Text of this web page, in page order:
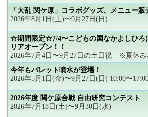
「大乱 関ケ原」コラボグッズ、メニュー販
2026年8月1日(土)〜9月27日(日)
☆期間限定☆7/4〜こどもの国なかよしひろ
リアオープン！！
2026年7月4日〜9月27日の土日祝 ※夏休み
今年もパレット噴水が登場！
2026年5月1日(金)〜9月27日(日) 10:00〜17:00
2026年度 関ケ原合戦 自由研究コンテスト
2026年7月18日(土)〜9月30日(水)